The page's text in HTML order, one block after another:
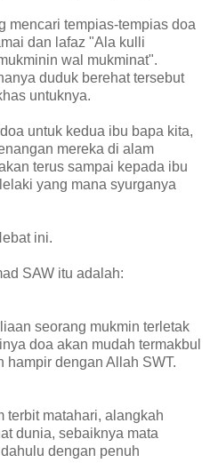
mencari tempias-tempias doa
dan lafaz "Ala kulli
wal mukminat".
duduk berehat tersebut
untuknya.
untuk kedua ibu bapa kita,
mereka di alam
terus sampai kepada ibu
yang mana syurganya
ini.
SAW itu adalah:
seorang mukmin terletak
doa akan mudah termakbul
hampir dengan Allah SWT.
terbit matahari, alangkah
dunia, sebaiknya mata
dengan penuh